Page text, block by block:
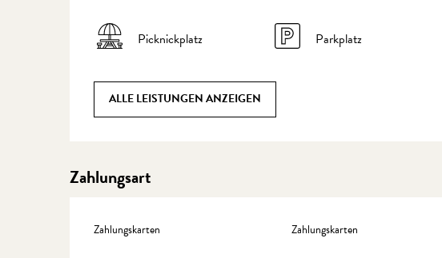
Picknickplatz Parkplatz
ALLE LEISTUNGEN ANZEIGEN
Zahlungsart
Zahlungskarten Zahlungskarten